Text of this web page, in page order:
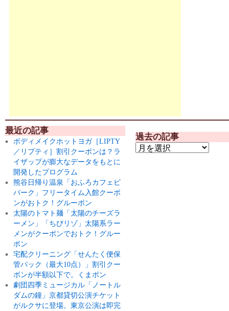
最近の記事
ボディメイクホットヨガ［LIPTY
／リプティ］割引クーポンは？ラ
イザップが膨大なデータをもとに
開発したプログラム
熊谷日帰り温泉「おふろカフェビ
バーク」フリータイム入館クーポ
ンがおトク！グルーポン
太陽のトマト麺「太陽のチーズラ
ーメン」「ちびリゾ」太陽系ラー
メンがクーポンでおトク！グルー
ポン
宅配クリーニング「せんたく便保
管パック（最大10点）」割引クー
ポンが半額以下で。くまポン
劇団四季ミュージカル「ノートル
ダムの鐘」京都貸切公演チケット
がルクサに登場。東京公演は即完
過去の記事